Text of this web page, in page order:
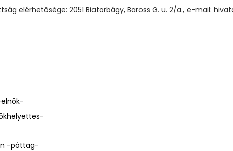
elérhetősége: 2051 Biatorbágy, Baross G. u. 2/a., e-mail:
-póttag-